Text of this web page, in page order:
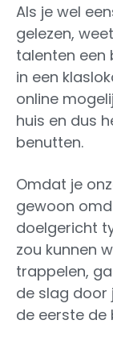
Als je wel
gelezen,
talenten een
in een
online
huis en dus
benutten.
Omdat je
gewoon
doelgericht
zou kunnen
trappelen,
de slag door
de eerste de